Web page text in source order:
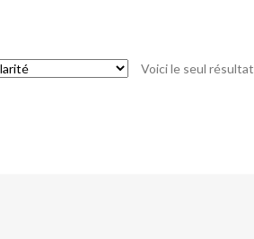
Voici le seul résultat